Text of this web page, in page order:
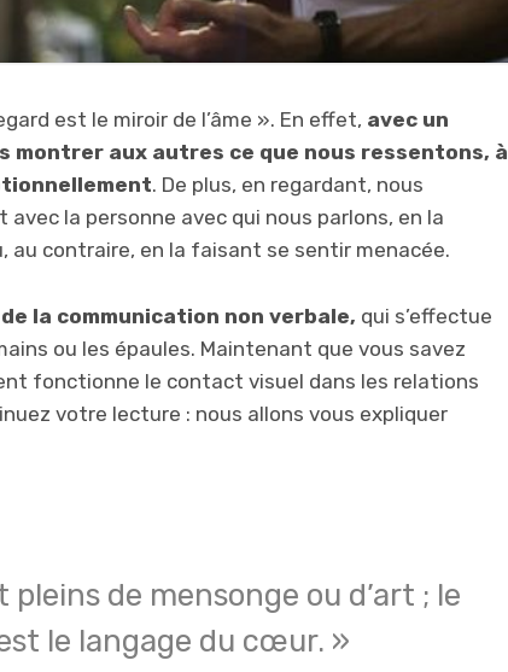
est le miroir de l’âme ». En effet, avec un
montrer aux autres ce que nous ressentons, à
. De plus, en regardant, nous
la personne avec qui nous parlons, en la
au contraire, en la faisant se sentir menacée.
la communication non verbale, qui s’effectue
ou les épaules. Maintenant que vous savez
fonctionne le contact visuel dans les relations
votre lecture : nous allons vous expliquer
pleins de mensonge ou d’art ; le
le langage du cœur. »